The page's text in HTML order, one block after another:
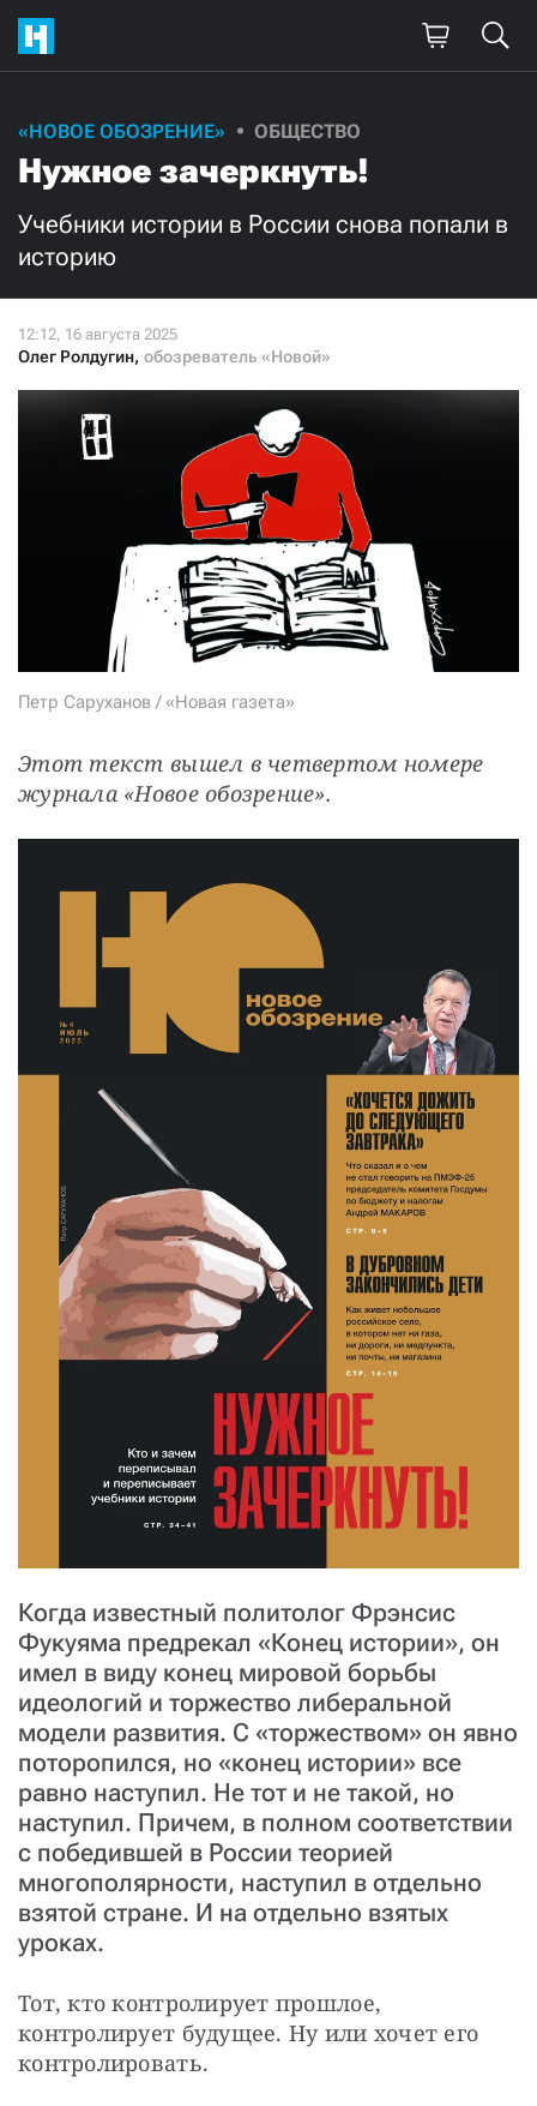
«НОВОЕ ОБОЗРЕНИЕ» ОБЩЕСТВО
Нужное зачеркнуть!
Учебники истории в России снова попали в
историю
Олег Ролдугин, обозреватель «Новой»
Петр Саруханов / «Новая газета»
Этот текст вышел в четвертом номере
журнала «Новое обозрение».
Когда известный политолог Фрэнсис
Фукуяма предрекал «Конец истории», он
имел в виду конец мировой борьбы
идеологий и торжество либеральной
модели развития. С «торжеством» он явно
поторопился, но «конец истории» все
равно наступил. Не тот и не такой, но
наступил. Причем, в полном соответствии
с победившей в России теорией
многополярности, наступил в отдельно
взятой стране. И на отдельно взятых
уроках.
Тот, кто контролирует прошлое,
контролирует будущее. Ну или хочет его
контролировать.
Поддержите
нашу работу!
Ежемесячно Разово
500
Нажимая кнопку «Стать соучастником»,
условия и подтверждаю свое гражданство РФ
СТАТЬ СОУЧАСТНИКОМ
ПОДЕЛИТЬСЯ С ДРУЗЬЯМИ
Если у вас есть вопросы, пишите donate@novayagazeta.ru
+7 (929) 612-03-68